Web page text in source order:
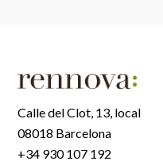
Calle del Clot, 13, local
08018 Barcelona
+34 930 107 192